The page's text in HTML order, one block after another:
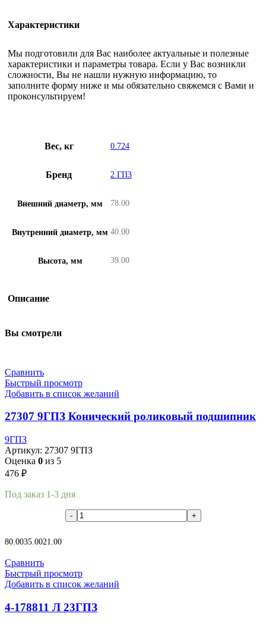
Характеристики
Мы подготовили для Вас наиболее актуальные и полезные
характеристики и параметры товара. Если у Вас возникли
сложности, Вы не нашли нужную информацию, то
заполните форму ниже и мы обязательно свяжемся с Вами и
проконсультируем!
Вес, кг 0.724
Бренд 2 ГПЗ
Внешний диаметр, мм 78.00
Внутренний диаметр, мм 40.00
Высота, мм 39.00
Описание
Вы смотрели
Сравнить
Быстрый просмотр
Добавить в список желаний
27307 9ГПЗ Конический роликовый подшипник
9ГПЗ
Артикул: 27307 9ГПЗ
Оценка 0 из 5
476 ₽
Под заказ 1-3 дня
80.0035.0021.00
Сравнить
Быстрый просмотр
Добавить в список желаний
4-178811 Л 23ГПЗ